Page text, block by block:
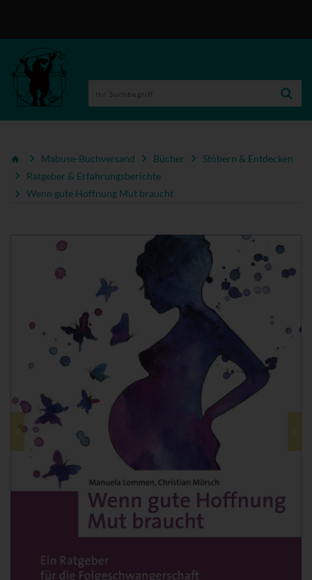
Mabuse-Buchversand Bücher
Stöbern & Entdecken
Ratgeber & Erfahrungsberichte
Wenn gute Hoffnung Mut braucht